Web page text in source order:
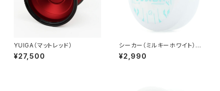
YUIGA（マットレッド）
¥27,500
シーカー（ミルキーホワイト）ミ
ントロゴ
¥2,990